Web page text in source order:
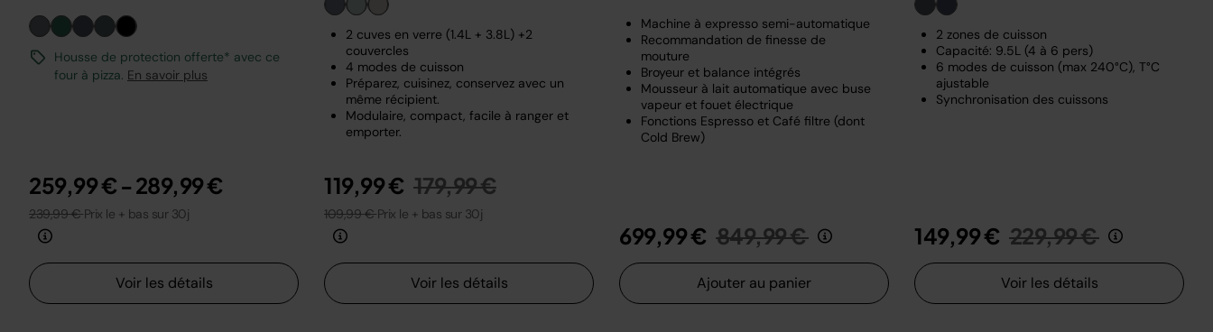
Housse de protection offerte* avec ce
four à pizza. En savoir plus
259,99 € - 289,99 €
239,99 €Prix le + bas sur 30j
Voir les détails
2 cuves en verre (1.4L + 3.8L) +2
couvercles
4 modes de cuisson
Préparez, cuisinez, conservez avec un
même récipient.
Modulaire, compact, facile à ranger et
emporter.
119,99 € Prix réduit de
179,99 €au
109,99 €Prix le + bas sur 30j
Voir les détails
Machine à expresso semi-automatique
Recommandation de finesse de
mouture
Broyeur et balance intégrés
Mousseur à lait automatique avec buse
vapeur et fouet électrique
Fonctions Espresso et Café filtre (dont
Cold Brew)
699,99 € Prix réduit de
849,99 €au
Ajouter au panier
2 zones de cuisson
Capacité: 9.5L (4 à 6 pers)
6 modes de cuisson (max 240°C), T°C
ajustable
Synchronisation des cuissons
149,99 € Prix réduit de
229,99 €au
Voir les détails